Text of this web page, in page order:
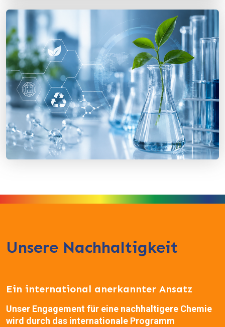
Unsere Nachhaltigkeit
Ein international anerkannter Ansatz
Unser Engagement für eine nachhaltigere Chemie
wird durch das internationale Programm